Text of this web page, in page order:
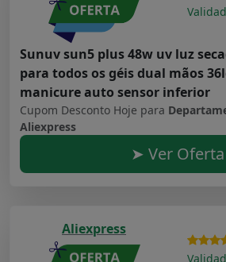
Sunuv sun5 plus 48w uv luz
para todos os géis dual mãos
manicure auto sensor inferior
Cupom Desconto Hoje para
Aliexpress
➤ Ver Oferta
Aliexpress